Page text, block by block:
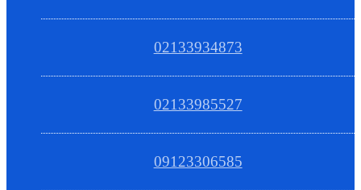
02133934873
02133985527
09123306585